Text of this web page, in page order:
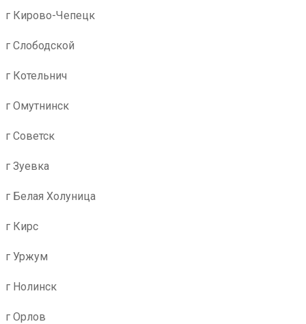
г Кирово-Чепецк
г Слободской
г Котельнич
г Омутнинск
г Советск
г Зуевка
г Белая Холуница
г Кирс
г Уржум
г Нолинск
г Орлов